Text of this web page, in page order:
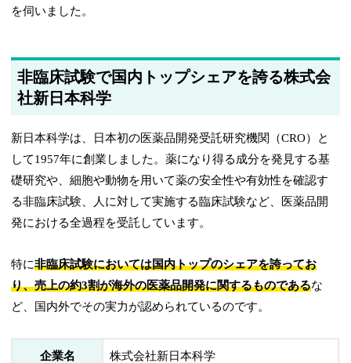
を伺いました。
非臨床試験で国内トップシェアを誇る株式会
社新日本科学
新日本科学は、日本初の医薬品開発受託研究機関（CRO）と
して1957年に創業しました。薬になり得る成分を発見する基
礎研究や、細胞や動物を用いて薬の安全性や有効性を確認す
る非臨床試験、人に対して実施する臨床試験など、医薬品開
発における全過程を受託しています。
特に非臨床試験においては国内トップのシェアを誇ってお
り、売上の約3割が海外の医薬品開発に関するものであるな
ど、国内外でその実力が認められているのです。
企業名 株式会社新日本科学